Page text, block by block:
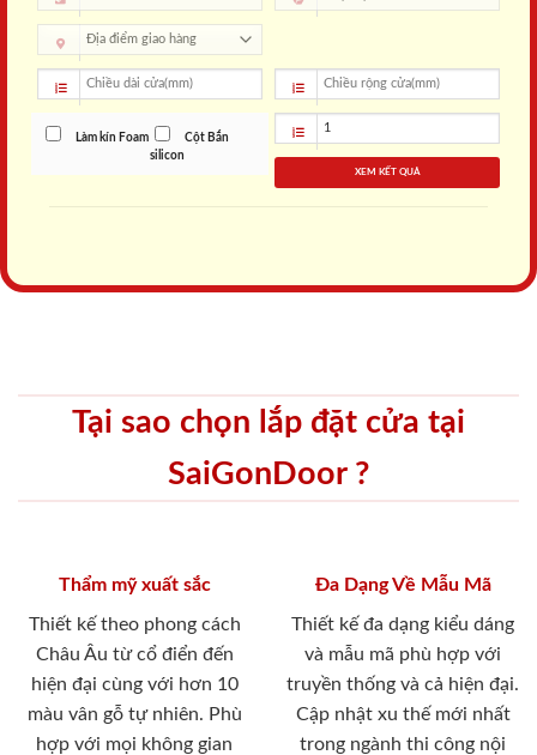
Làm kín Foam
Cột Bắn
silicon
XEM KẾT QUẢ
Tại sao chọn lắp đặt cửa tại
SaiGonDoor ?
Thẩm mỹ xuất sắc
Thiết kế theo phong cách
Châu Âu từ cổ điển đến
hiện đại cùng với hơn 10
màu vân gỗ tự nhiên. Phù
hợp với mọi không gian
Đa Dạng Về Mẫu Mã
Thiết kế đa dạng kiểu dáng
và mẫu mã phù hợp với
truyền thống và cả hiện đại.
Cập nhật xu thế mới nhất
trong ngành thi công nội